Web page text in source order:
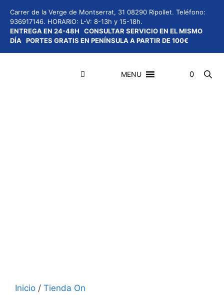
contenido
Carrer de la Verge de Montserrat, 31 08290 Ripollet. Teléfono:
936917146. HORARIO: L-V: 8-13h y 15-18h.
ENTREGA EN 24-48H CONSULTAR SERVICIO EN EL MISMO
DÍA PORTES GRATIS EN PENÍNSULA A PARTIR DE 100€
MENU 0
Inicio / Tienda On